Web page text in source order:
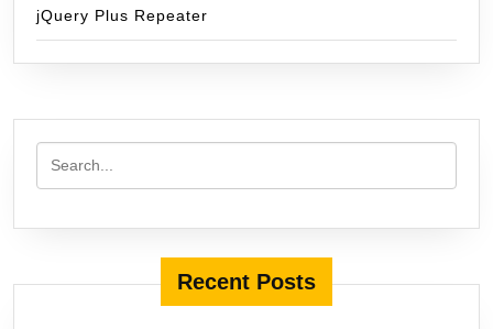
jQuery Plus Repeater
Recent Posts